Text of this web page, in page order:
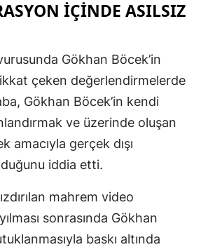
IÇINDE ASILSIZ
Gökhan Böcek’in
çeken değerlendirmelerde
Gökhan Böcek’in kendi
ve üzerinde oluşan
amacıyla gerçek dışı
iddia etti.
mahrem video
sonrasında Gökhan
baskı altında